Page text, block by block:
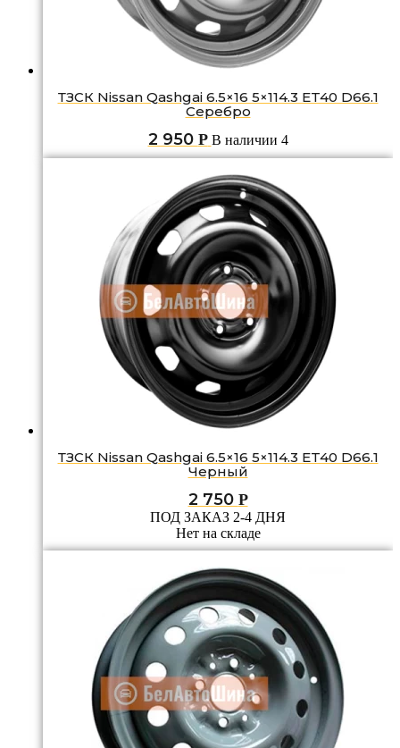
ТЗСК Nissan Qashgai 6.5×16 5×114.3 ET40 D66.1
Серебро
2 950 Р В наличии 4
ТЗСК Nissan Qashgai 6.5×16 5×114.3 ET40 D66.1
Черный
2 750 Р
ПОД ЗАКАЗ 2-4 ДНЯ
Нет на складе